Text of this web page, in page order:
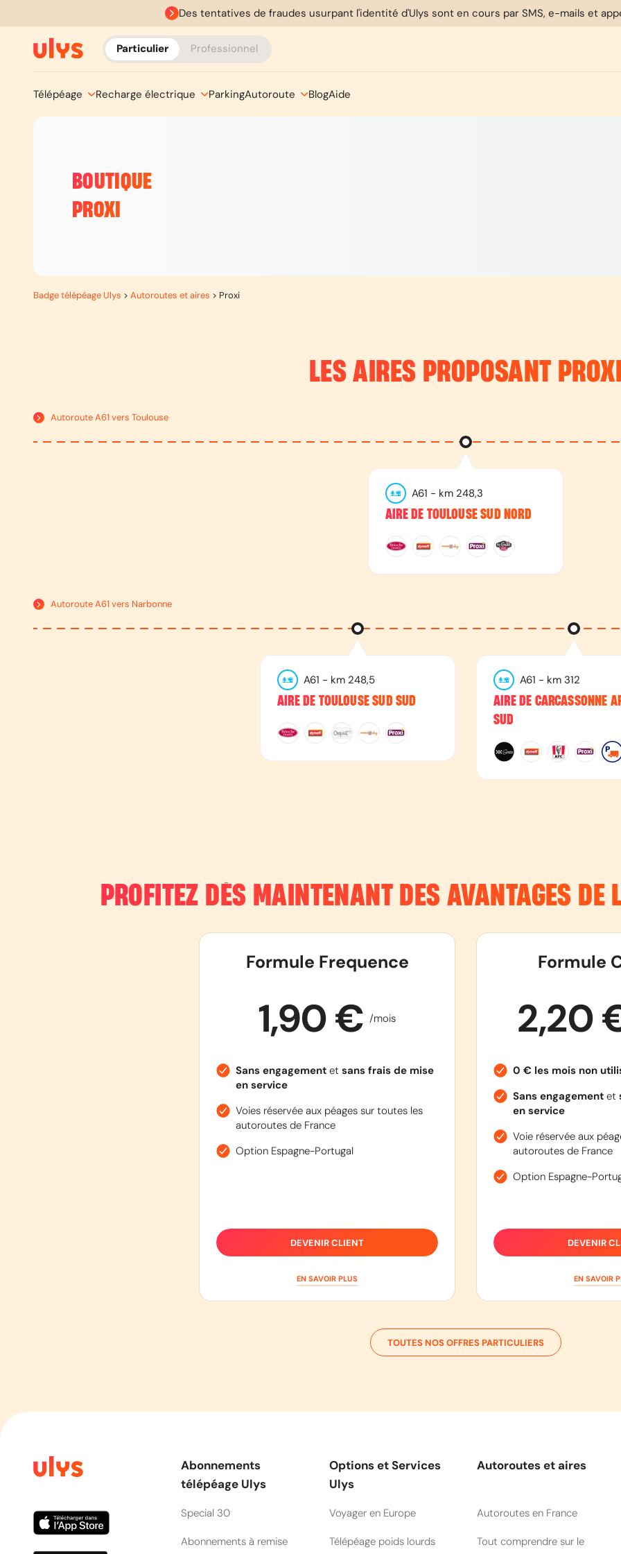
Des tentatives de fraudes usurpant l'identité d'Ulys sont en cours par SMS, e-mails et
Particulier Professionnel
Télépéage Recharge électrique ParkingAutoroute BlogAide
BOUTIQUE
PROXI
Badge télépéage Ulys > Autoroutes et aires > Proxi
LES AIRES PROPOSANT
Autoroute A61 vers Toulouse
A61 - km 248,3
AIRE DE TOULOUSE SUD NORD
Autoroute A61 vers Narbonne
A61 - km 248,5
AIRE DE TOULOUSE SUD SUD
A61 - km 312
AIRE DE CARCASSONNE
SUD
PROFITEZ DÈS MAINTENANT DES AVANTAGES DE
Formule Frequence
1,90 € /mois
Sans engagementet sans frais de mise
en service
Voies réservée aux péages sur toutes les
autoroutes de France
Option Espagne-Portugal
DEVENIR CLIENT
EN SAVOIR PLUS
Formule
2,20
0 € les mois non
Sans engagementet
en service
Voie réservée aux
autoroutes de France
Option Espagne-
DEVENIR
EN SAVOIR
TOUTES NOS OFFRES PARTICULIERS
Abonnements
télépéage Ulys
Special 30
Abonnements à remise
Options et Services
Ulys
Voyager en Europe
Télépéage poids lourds
Autoroutes et aires
Autoroutes en France
Tout comprendre sur le